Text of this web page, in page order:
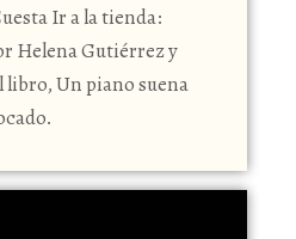
Ir a la tienda:
Helena Gutiérrez y
libro, Un piano suena